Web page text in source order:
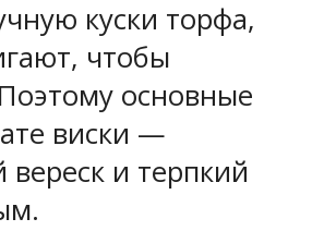
куски торфа,
чтобы
основные
виски —
вереск и терпкий